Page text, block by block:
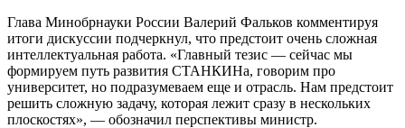
Глава Минобрнауки России Валерий Фальков комментируя
итоги дискуссии подчеркнул, что предстоит очень сложная
интеллектуальная работа. «Главный тезис — сейчас мы
формируем путь развития СТАНКИНа, говорим про
университет, но подразумеваем еще и отрасль. Нам предстоит
решить сложную задачу, которая лежит сразу в нескольких
плоскостях», — обозначил перспективы министр.